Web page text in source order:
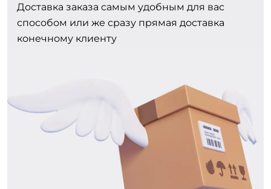
Доставка заказа самым удобным для вас
способом или же сразу прямая доставка
конечному клиенту